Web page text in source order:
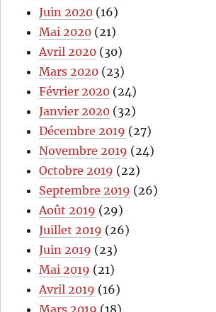
Juin 2020 (16)
Mai 2020 (21)
Avril 2020 (30)
Mars 2020 (23)
Février 2020 (24)
Janvier 2020 (32)
Décembre 2019 (27)
Novembre 2019 (24)
Octobre 2019 (22)
Septembre 2019 (26)
Août 2019 (29)
Juillet 2019 (26)
Juin 2019 (23)
Mai 2019 (21)
Avril 2019 (16)
Mars 2019 (18)